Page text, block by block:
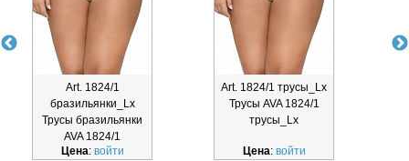
Art. 1824/1
бразильянки_Lx
Трусы бразильянки
AVA 1824/1
бразильянки_Lx
Цена: войти
Art. 1824/1 трусы_Lx
Трусы AVA 1824/1
трусы_Lx
Цена: войти